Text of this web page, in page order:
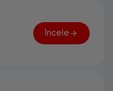
İncele